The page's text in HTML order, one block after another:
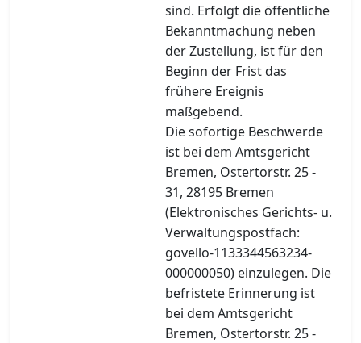
sind. Erfolgt die öffentliche
Bekanntmachung neben
der Zustellung, ist für den
Beginn der Frist das
frühere Ereignis
maßgebend.
Die sofortige Beschwerde
ist bei dem Amtsgericht
Bremen, Ostertorstr. 25 -
31, 28195 Bremen
(Elektronisches Gerichts- u.
Verwaltungspostfach:
govello-1133344563234-
000000050) einzulegen. Die
befristete Erinnerung ist
bei dem Amtsgericht
Bremen, Ostertorstr. 25 -